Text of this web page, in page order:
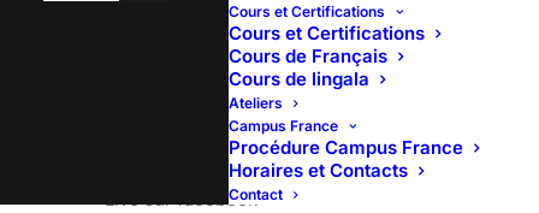
Cours et Certifications
Cours et Certifications
Cours de Français
Cours de lingala
Ateliers
Campus France
Procédure Campus France
Horaires et Contacts
Contact
11 décembre 2020
Live sur facebook